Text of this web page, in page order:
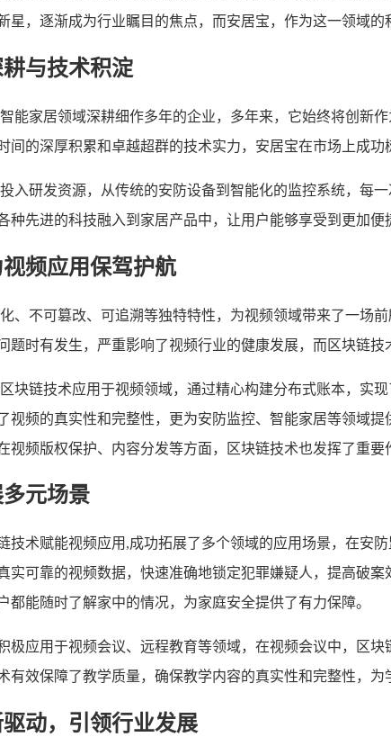
星，逐渐成为行业瞩目的焦点，而安居宝，作为这一领域
与技术积淀
能家居领域深耕细作多年的企业，多年来，它始终将创新
间的深厚积累和卓越超群的技术实力，安居宝在市场上成
入研发资源，从传统的安防设备到智能化的监控系统，每
种先进的科技融入到家居产品中，让用户能够享受到更加便
频应用保驾护航
、不可篡改、可追溯等独特特性，为视频领域带来了一场
题时有发生，严重影响了视频行业的健康发展，而区块链
块链技术应用于视频领域，通过精心构建分布式账本，实
视频的真实性和完整性，更为安防监控、智能家居等领域
视频版权保护、内容分发等方面，区块链技术也发挥了重
元场景
技术赋能视频应用,成功拓展了多个领域的应用场景，在安
实可靠的视频数据，快速准确地锁定犯罪嫌疑人，提高破
都能随时了解家中的情况，为家庭安全提供了有力保障。
极应用于视频会议、远程教育等领域，在视频会议中，区
有效保障了教学质量，确保教学内容的真实性和完整性，为
动，引领行业发展